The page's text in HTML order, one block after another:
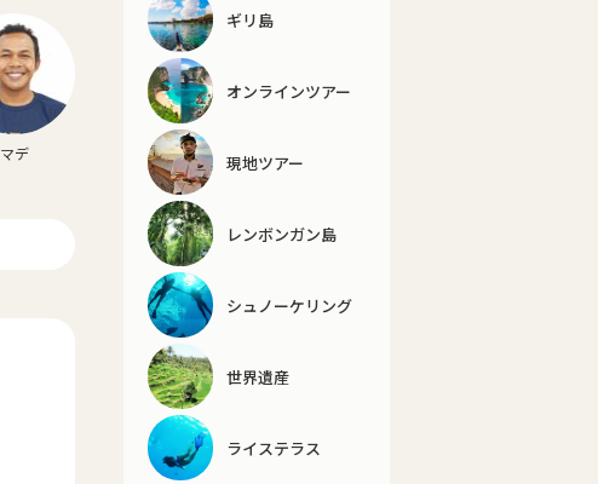
マデ
ギリ島
オンラインツアー
現地ツアー
レンボンガン島
シュノーケリング
世界遺産
ライステラス